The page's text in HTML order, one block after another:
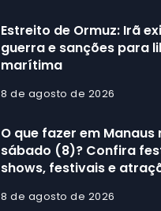
Estreito de Ormuz: Irã
guerra e sanções para
marítima
8 de agosto de 2026
O que fazer em Manaus
sábado (8)? Confira
shows, festivais e
8 de agosto de 2026